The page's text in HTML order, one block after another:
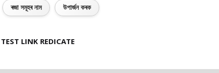
ৰজা সমূহৰ নাম উপাৰ্জন কৰক
TEST LINK REDICATE